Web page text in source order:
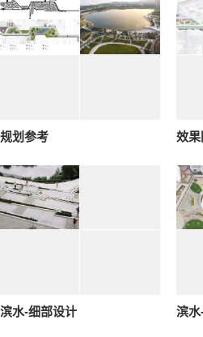
规划参考 效
滨水-细部设计 滨